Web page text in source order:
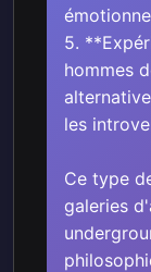
5.
hommes
les
Ce type
galeries